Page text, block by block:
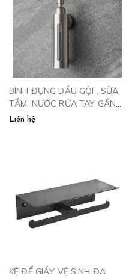
BÌNH ĐỰNG DẦU GỘI , SỮA
TẮM, NƯỚC RỬA TAY GẮN
TƯỜNG - 8905A
Liên hệ
KỆ ĐỂ GIẤY VỆ SINH ĐA